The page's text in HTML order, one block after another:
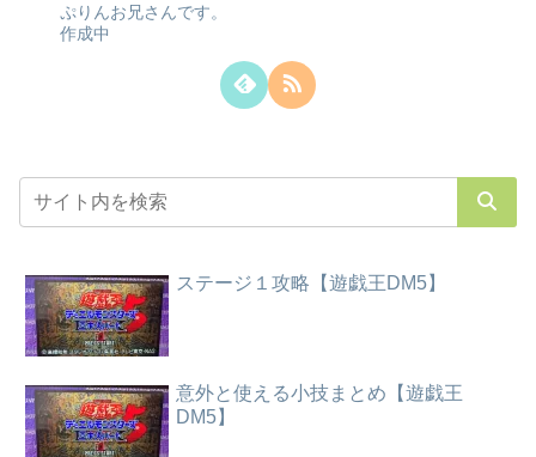
ぷりんお兄さんです。
作成中
ステージ１攻略【遊戯王DM5】
意外と使える小技まとめ【遊戯王
DM5】